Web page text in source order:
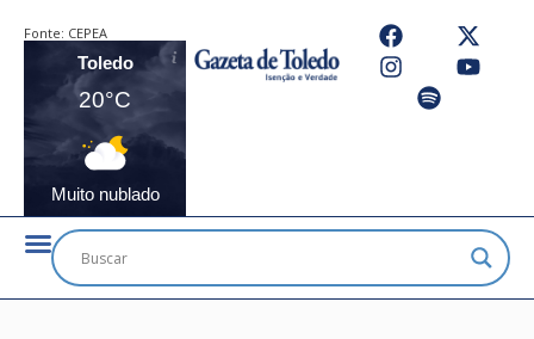
Fonte: CEPEA
Toledo
20°C
Muito nublado